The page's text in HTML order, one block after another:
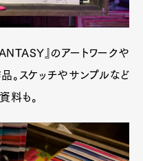
』のアートワークや
。スケッチやサンプルなど
料も。